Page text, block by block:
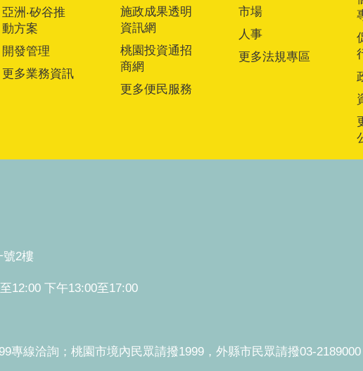
亞洲‧矽谷推
動方案
開發管理
更多業務資訊
施政成果透明
資訊網
桃園投資通招
商網
更多便民服務
市場
人事
更多法規專區
號2樓
12:00 下午13:00至17:00
專線洽詢；桃園市境內民眾請撥1999，外縣市民眾請撥03-2189000